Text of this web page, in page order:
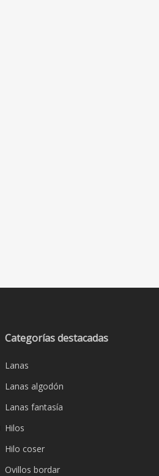
Categorías destacadas
Lanas
Lanas algodón
Lanas fantasía
Hilos
Hilo coser
Ovillos bordar